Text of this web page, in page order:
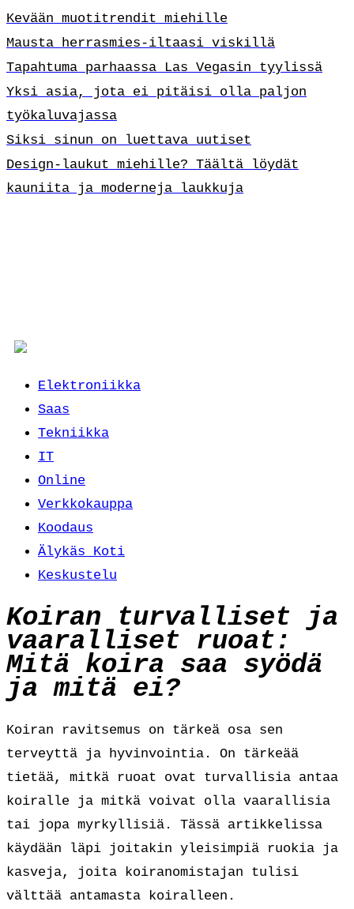
Kevään muotitrendit miehille
Mausta herrasmies-iltaasi viskillä
Tapahtuma parhaassa Las Vegasin tyylissä
Yksi asia, jota ei pitäisi olla paljon
työkaluvajassa
Siksi sinun on luettava uutiset
Design-laukut miehille? Täältä löydät
kauniita ja moderneja laukkuja
Elektroniikka
Saas
Tekniikka
IT
Online
Verkkokauppa
Koodaus
Älykäs Koti
Keskustelu
Koiran turvalliset ja
vaaralliset ruoat:
Mitä koira saa syödä
ja mitä ei?
Koiran ravitsemus on tärkeä osa sen
terveyttä ja hyvinvointia. On tärkeää
tietää, mitkä ruoat ovat turvallisia antaa
koiralle ja mitkä voivat olla vaarallisia
tai jopa myrkyllisiä. Tässä artikkelissa
käydään läpi joitakin yleisimpiä ruokia ja
kasveja, joita koiranomistajan tulisi
välttää antamasta koiralleen.